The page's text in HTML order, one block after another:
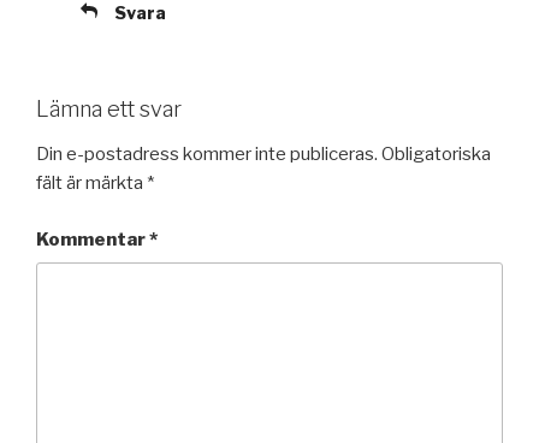
Svara
Lämna ett svar
Din e-postadress kommer inte publiceras. Obligatoriska
fält är märkta *
Kommentar*